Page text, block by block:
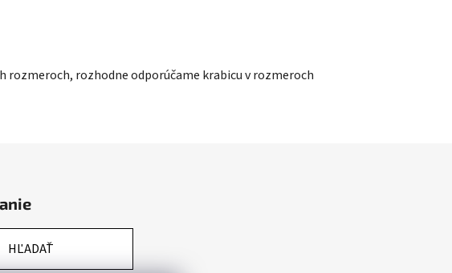
rozmeroch, rozhodne odporúčame krabicu v rozmeroch
HĽADAŤ